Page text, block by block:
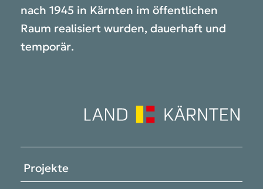
nach 1945 in Kärnten im öffentlichen
Raum realisiert wurden, dauerhaft und
temporär.
Projekte